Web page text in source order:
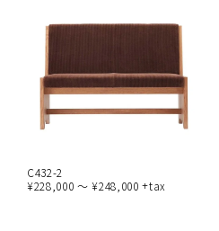
C432-2
¥228,000 ～ ¥248,000 +tax